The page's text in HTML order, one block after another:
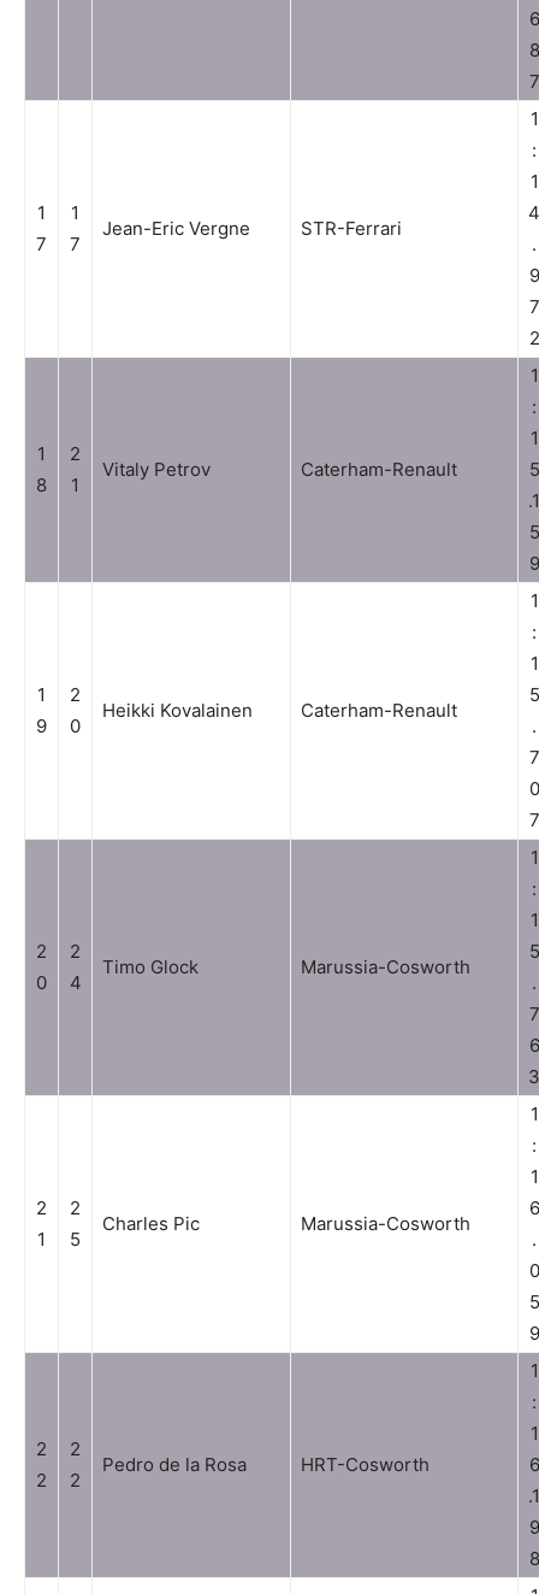
6
8
7
1
7
1
7
Jean-Eric Vergne STR-Ferrari
1
:
1
4
.
9
7
2
1
8
2
1
Vitaly Petrov Caterham-Renault
1
:
1
5
.1
5
9
1
9
2
0
Heikki Kovalainen Caterham-Renault
1
:
1
5
.
7
0
7
2
0
2
4
Timo Glock Marussia-Cosworth
1
:
1
5
.
7
6
3
2
1
2
5
Charles Pic Marussia-Cosworth
1
:
1
6
.
0
5
9
2
2
2
2
Pedro de la Rosa HRT-Cosworth
1
:
1
6
.1
9
8